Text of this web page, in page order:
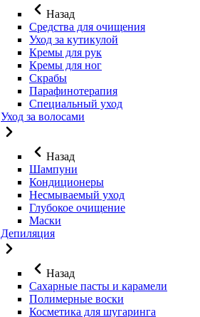
Назад
Средства для очищения
Уход за кутикулой
Кремы для рук
Кремы для ног
Скрабы
Парафинотерапия
Специальный уход
Уход за волосами
Назад
Шампуни
Кондиционеры
Несмываемый уход
Глубокое очищение
Маски
Депиляция
Назад
Сахарные пасты и карамели
Полимерные воски
Косметика для шугаринга